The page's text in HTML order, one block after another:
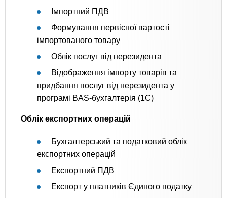
Імпортний ПДВ
Формування первісної вартості
імпортованого товару
Облік послуг від нерезидента
Відображення імпорту товарів та
придбання послуг від нерезидента у
програмі BAS-бухгалтерія (1C)
Облік експортних операцій
Бухгалтерський та податковий облік
експортних операцій
Експортний ПДВ
Експорт у платників Єдиного податку